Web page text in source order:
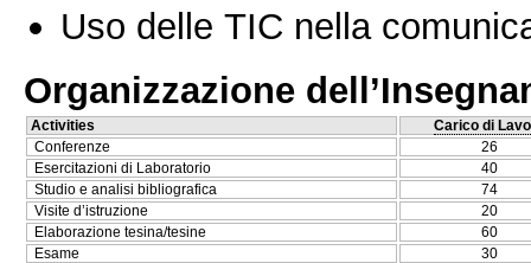
Uso delle TIC nella
Organizzazione
Activities
Carico di
Conferenze
26
Esercitazioni di Laboratorio
40
Studio e analisi bibliografica
74
Visite d’istruzione
20
Elaborazione tesina/tesine
60
Esame
30